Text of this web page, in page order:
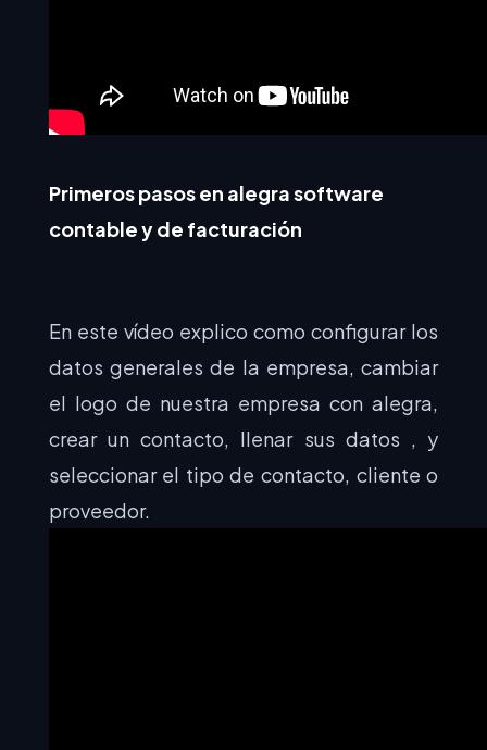
Primeros pasos en alegra software
contable y de facturación
En este vídeo explico como configurar los
datos generales de la empresa, cambiar
el logo de nuestra empresa con alegra,
crear un contacto, llenar sus datos , y
seleccionar el tipo de contacto, cliente o
proveedor.